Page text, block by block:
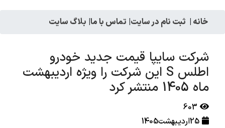
خانه | ثبت نام در سایت| تماس با ما| بلاگ سایت
شرکت سایپا قیمت جدید خودرو
اطلس S این شرکت را ویژه اردیبهشت
ماه 1405 منتشر کرد
603
25اردیبهشت1405